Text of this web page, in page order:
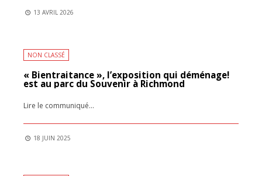
13 AVRIL 2026
NON CLASSÉ
« Bientraitance », l’exposition qui déménage!
est au parc du Souvenir à Richmond
Lire le communiqué...
18 JUIN 2025